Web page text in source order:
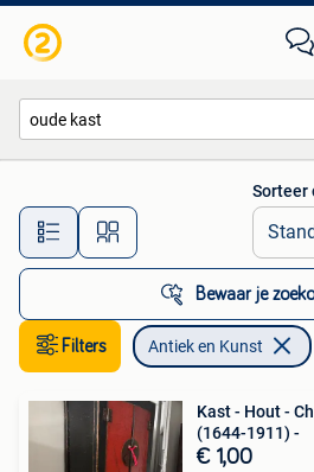
Alle afstanden…
Sorteer
Bewaar je
Filters Antiek en Kunst
Kast - Hout -
(1644-1911) -
€ 1,00